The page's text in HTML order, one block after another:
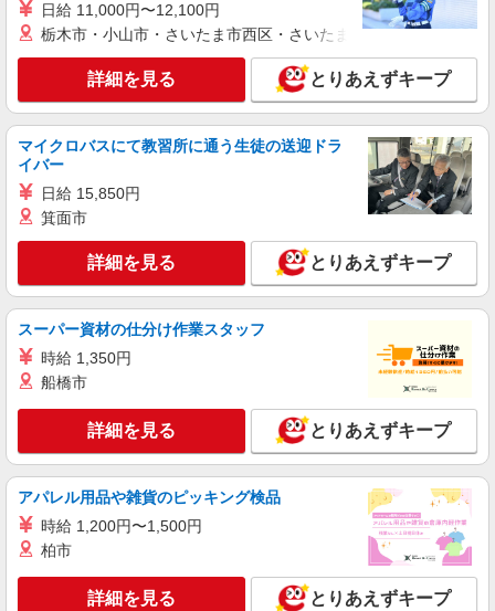
時給1,350円〜1,400円（経験・能力による）
※当社規定あり
福岡県福岡市博多区／最寄駅：博多駅、祇園
（福岡県）駅
キープ 詳細を見る
派遣社員
パーソルエクセルHRパートナーズ株式会社
時給1,350円〜1,400円（経験・能力による）
※当社規定あり
福岡県福岡市博多区／最寄駅：博多駅、祇園
（福岡県）駅
詳細を見る
パーソルエクセルHRパートナーズ株式会社
受付対応やお客様案内などの接客業務
時給1,350円 ※当社規定あり
福岡県福岡市博多区／最寄駅：竹下駅、大橋
（福岡県）駅 ■最寄りバス停：ららぽーと福岡
キープ 詳細を見る
日給 11,000円〜12,100円
栃木市・小山市・さいたま市西区・さいたま市岩槻区・久喜市・
詳細を見る とりあえずキープ
マイクロバスにて教習所に通う生徒の送迎ドラ
イバー
日給 15,850円
箕面市
詳細を見る とりあえずキープ
スーパー資材の仕分け作業スタッフ
時給 1,350円
船橋市
詳細を見る とりあえずキープ
アパレル用品や雑貨のピッキング検品
時給 1,200円〜1,500円
柏市
詳細を見る とりあえずキープ